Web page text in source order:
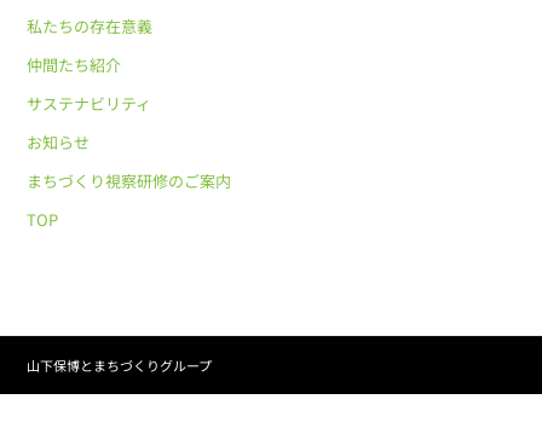
私たちの存在意義
仲間たち紹介
サステナビリティ
お知らせ
まちづくり視察研修のご案内
TOP
山下保博とまちづくりグループ